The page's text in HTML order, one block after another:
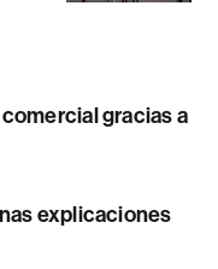
gracias a
explicaciones